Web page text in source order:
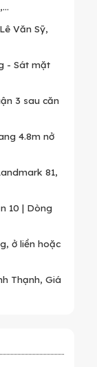
Văn Sỹ,
- Sát mặt
3 sau căn
4.8m nở
81,
10 | Dòng
ở liền hoặc
Thạnh, Giá